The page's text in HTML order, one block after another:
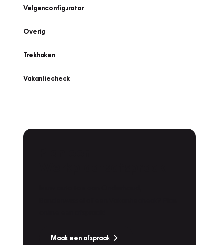
Velgenconfigurator
Overig
Trekhaken
Vakantiecheck
Maak een afspraak